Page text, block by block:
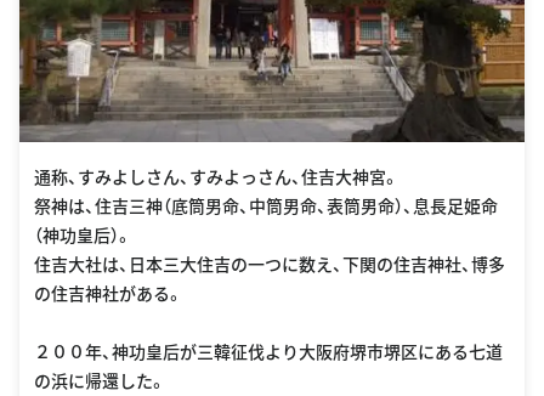
通称、すみよしさん、すみよっさん、住吉大神宮。
祭神は、住吉三神（底筒男命、中筒男命、表筒男命）、息長足姫命
（神功皇后）。
住吉大社は、日本三大住吉の一つに数え、下関の住吉神社、博多
の住吉神社がある。
２００年、神功皇后が三韓征伐より大阪府堺市堺区にある七道
の浜に帰還した。